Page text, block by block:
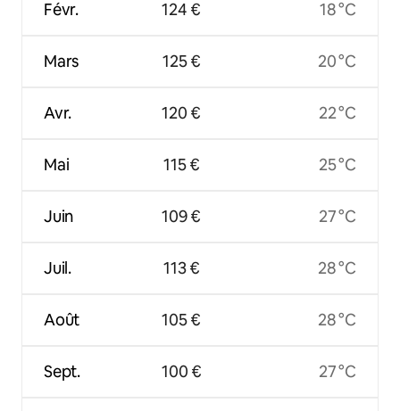
Févr.
Mars
Avr.
Mai
Juin
Juil.
Août
Sept.
124 €
125 €
120 €
115 €
109 €
113 €
105 €
100 €
18 °C
20 °C
22 °C
25 °C
27 °C
28 °C
28 °C
27 °C